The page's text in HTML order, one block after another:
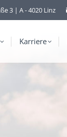
3 | A - 4020 Linz
Karriere